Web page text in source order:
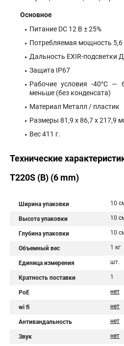
Основное
Питание DC 12 В ± 25%
Потребляемая мощность 5,6
Дальность EXIR-подсветки
Защита IP67
Рабочие условия -40°С —
меньше (без конденсата)
Материал Металл / пластик
Размеры 81,9 x 86,7 x 217,9
Вес 411 г.
Технические
T220S (B) (6 mm)
Ширина упаковки 10
Высота упаковки 10
Глубина упаковки 10
Объемный вес 1 кг
Единица измерения шт.
Кратность поставки 1
PoE нет
wi fi нет
Антивандальность нет
Звук нет